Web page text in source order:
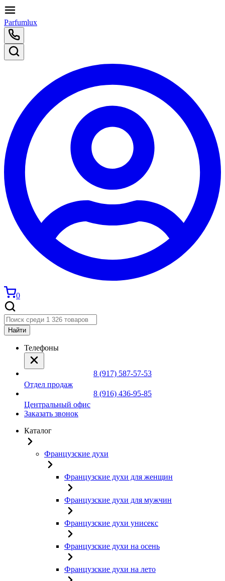
Parfumlux
0
Найти
Телефоны
8 (917) 587-57-53
Отдел продаж
8 (916) 436-95-85
Центральный офис
Заказать звонок
Каталог
Французские духи
Французские духи для женщин
Французские духи для мужчин
Французские духи унисекс
Французские духи на осень
Французские духи на лето